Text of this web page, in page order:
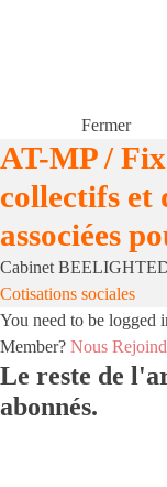
Fermer
AT-MP /
collectifs et
associées
Cabinet
Cotisations sociales
You need to be logged
Member? Nous
Le reste de
abonnés.